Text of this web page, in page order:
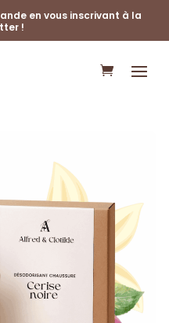
en vous inscrivant à la
!